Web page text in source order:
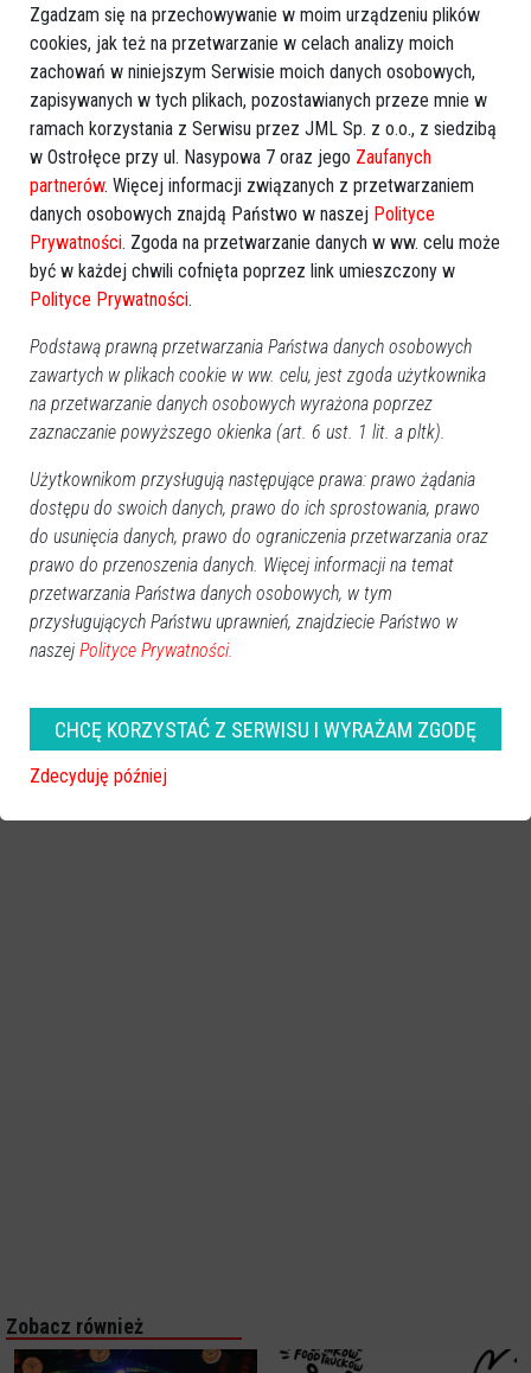
zobacz więcej zdjęć
Zobacz również
Zgadzam się na przechowywanie w moim urządzeniu plików
cookies, jak też na przetwarzanie w celach analizy moich
zachowań w niniejszym Serwisie moich danych osobowych,
zapisywanych w tych plikach, pozostawianych przeze mnie w
ramach korzystania z Serwisu przez JML Sp. z o.o., z siedzibą
w Ostrołęce przy ul. Nasypowa 7 oraz jego Zaufanych
partnerów. Więcej informacji związanych z przetwarzaniem
danych osobowych znajdą Państwo w naszej Polityce
Prywatności. Zgoda na przetwarzanie danych w ww. celu może
być w każdej chwili cofnięta poprzez link umieszczony w
Polityce Prywatności.
Podstawą prawną przetwarzania Państwa danych osobowych
zawartych w plikach cookie w ww. celu, jest zgoda użytkownika
na przetwarzanie danych osobowych wyrażona poprzez
zaznaczanie powyższego okienka (art. 6 ust. 1 lit. a pltk).
Użytkownikom przysługują następujące prawa: prawo żądania
dostępu do swoich danych, prawo do ich sprostowania, prawo
do usunięcia danych, prawo do ograniczenia przetwarzania oraz
prawo do przenoszenia danych. Więcej informacji na temat
przetwarzania Państwa danych osobowych, w tym
przysługujących Państwu uprawnień, znajdziecie Państwo w
naszej Polityce Prywatności.
CHCĘ KORZYSTAĆ Z SERWISU I WYRAŻAM ZGODĘ
Zdecyduję później